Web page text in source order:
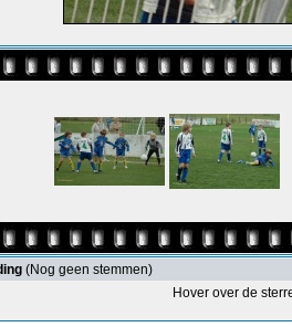
(Nog geen stemmen)
Hover over de